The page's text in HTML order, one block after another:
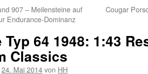
907 – Meilensteine auf
Endurance-Dominanz
Cougar
Typ 64 1948: 1:43
Classics
24. Mai 2014von HH